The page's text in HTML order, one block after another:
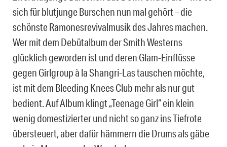
sich für blutjunge Burschen nun mal gehört – die
schönste Ramonesrevivalmusik des Jahres machen.
Wer mit dem Debütalbum der Smith Westerns
glücklich geworden ist und deren Glam-Einflüsse
gegen Girlgroup à la Shangri-Las tauschen möchte,
ist mit dem Bleeding Knees Club mehr als nur gut
bedient. Auf Album klingt „Teenage Girl“ ein klein
wenig domestizierter und nicht so ganz ins Tiefrote
übersteuert, aber dafür hämmern die Drums als gäbe